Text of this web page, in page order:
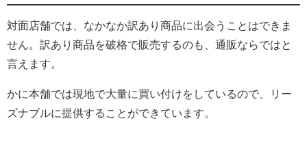
かに本舗は、かにの種類がとにかく豊富。ポーションや丸
ごとの状態など、形態も様々なので用途に応じて選ぶこと
ができます。
豊富なラインナップから、好みのかにを探しやすいのも、
かに本舗をおすすめする理由です。